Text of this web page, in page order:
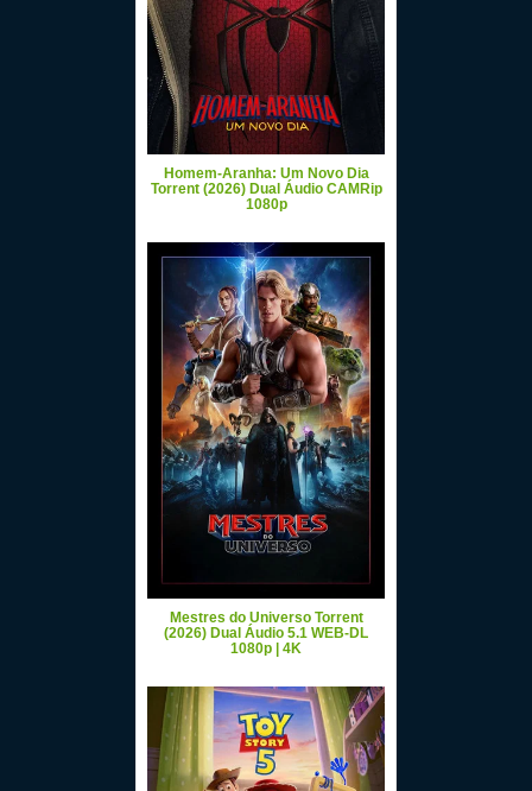
Homem-Aranha: Um Novo Dia
Torrent (2026) Dual Áudio CAMRip
1080p
Mestres do Universo Torrent
(2026) Dual Áudio 5.1 WEB-DL
1080p | 4K